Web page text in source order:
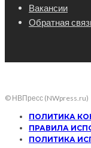
Вакансии
Обратная
© НВПресс (NWpress.ru)
ПОЛИТИКА
ПРАВИЛА
ПОЛИТИКА